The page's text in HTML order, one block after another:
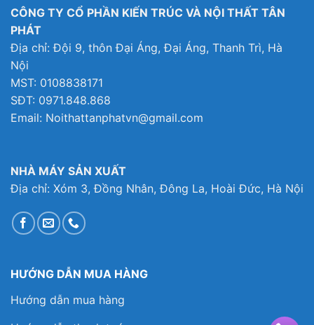
CÔNG TY CỔ PHẦN KIẾN TRÚC VÀ NỘI THẤT TÂN
PHÁT
Địa chỉ: Đội 9, thôn Đại Áng, Đại Áng, Thanh Trì, Hà
Nội
MST: 0108838171
SĐT: 0971.848.868
Email: Noithattanphatvn@gmail.com
NHÀ MÁY SẢN XUẤT
Địa chỉ: Xóm 3, Đồng Nhân, Đông La, Hoài Đức, Hà Nội
HƯỚNG DẪN MUA HÀNG
Hướng dẫn mua hàng